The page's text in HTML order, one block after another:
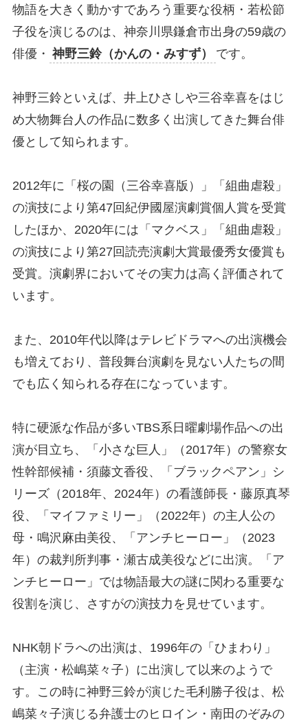
物語を大きく動かすであろう重要な役柄・若松節
子役を演じるのは、神奈川県鎌倉市出身の59歳の
俳優・ 神野三鈴（かんの・みすず） です。
神野三鈴といえば、井上ひさしや三谷幸喜をはじ
め大物舞台人の作品に数多く出演してきた舞台俳
優として知られます。
2012年に「桜の園（三谷幸喜版）」「組曲虐殺」
の演技により第47回紀伊國屋演劇賞個人賞を受賞
したほか、2020年には「マクベス」「組曲虐殺」
の演技により第27回読売演劇大賞最優秀女優賞も
受賞。演劇界においてその実力は高く評価されて
います。
また、2010年代以降はテレビドラマへの出演機会
も増えており、普段舞台演劇を見ない人たちの間
でも広く知られる存在になっています。
特に硬派な作品が多いTBS系日曜劇場作品への出
演が目立ち、「小さな巨人」（2017年）の警察女
性幹部候補・須藤文香役、「ブラックペアン」シ
リーズ（2018年、2024年）の看護師長・藤原真琴
役、「マイファミリー」（2022年）の主人公の
母・鳴沢麻由美役、「アンチヒーロー」（2023
年）の裁判所判事・瀬古成美役などに出演。「ア
ンチヒーロー」では物語最大の謎に関わる重要な
役割を演じ、さすがの演技力を見せています。
NHK朝ドラへの出演は、1996年の「ひまわり」
（主演・松嶋菜々子）に出演して以来のようで
す。この時に神野三鈴が演じた毛利勝子役は、松
嶋菜々子演じる弁護士のヒロイン・南田のぞみの